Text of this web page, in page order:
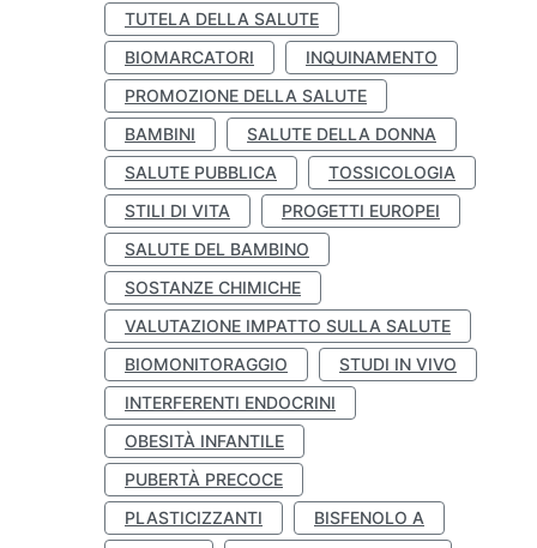
TUTELA DELLA SALUTE
BIOMARCATORI
INQUINAMENTO
PROMOZIONE DELLA SALUTE
BAMBINI
SALUTE DELLA DONNA
SALUTE PUBBLICA
TOSSICOLOGIA
STILI DI VITA
PROGETTI EUROPEI
SALUTE DEL BAMBINO
SOSTANZE CHIMICHE
VALUTAZIONE IMPATTO SULLA SALUTE
BIOMONITORAGGIO
STUDI IN VIVO
INTERFERENTI ENDOCRINI
OBESITÀ INFANTILE
PUBERTÀ PRECOCE
PLASTICIZZANTI
BISFENOLO A